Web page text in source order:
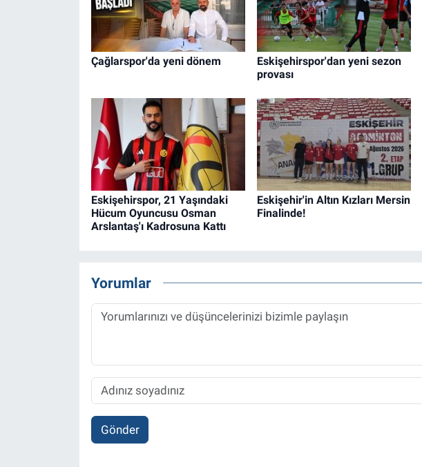
Çağlarspor'da yeni dönem
Eskişehirspor'dan yeni sezon
provası
Eskişehirspor, 21 Yaşındaki
Hücum Oyuncusu Osman
Arslantaş'ı Kadrosuna Kattı
Eskişehir'in Altın Kızları Mersin
Finalinde!
Yorumlar
Gönder